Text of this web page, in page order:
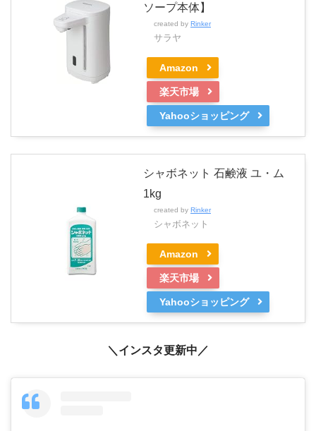
ソープ本体】
created by Rinker
サラヤ
Amazon
楽天市場
Yahooショッピング
シャボネット 石鹸液 ユ・ム
1kg
created by Rinker
シャボネット
Amazon
楽天市場
Yahooショッピング
＼インスタ更新中／